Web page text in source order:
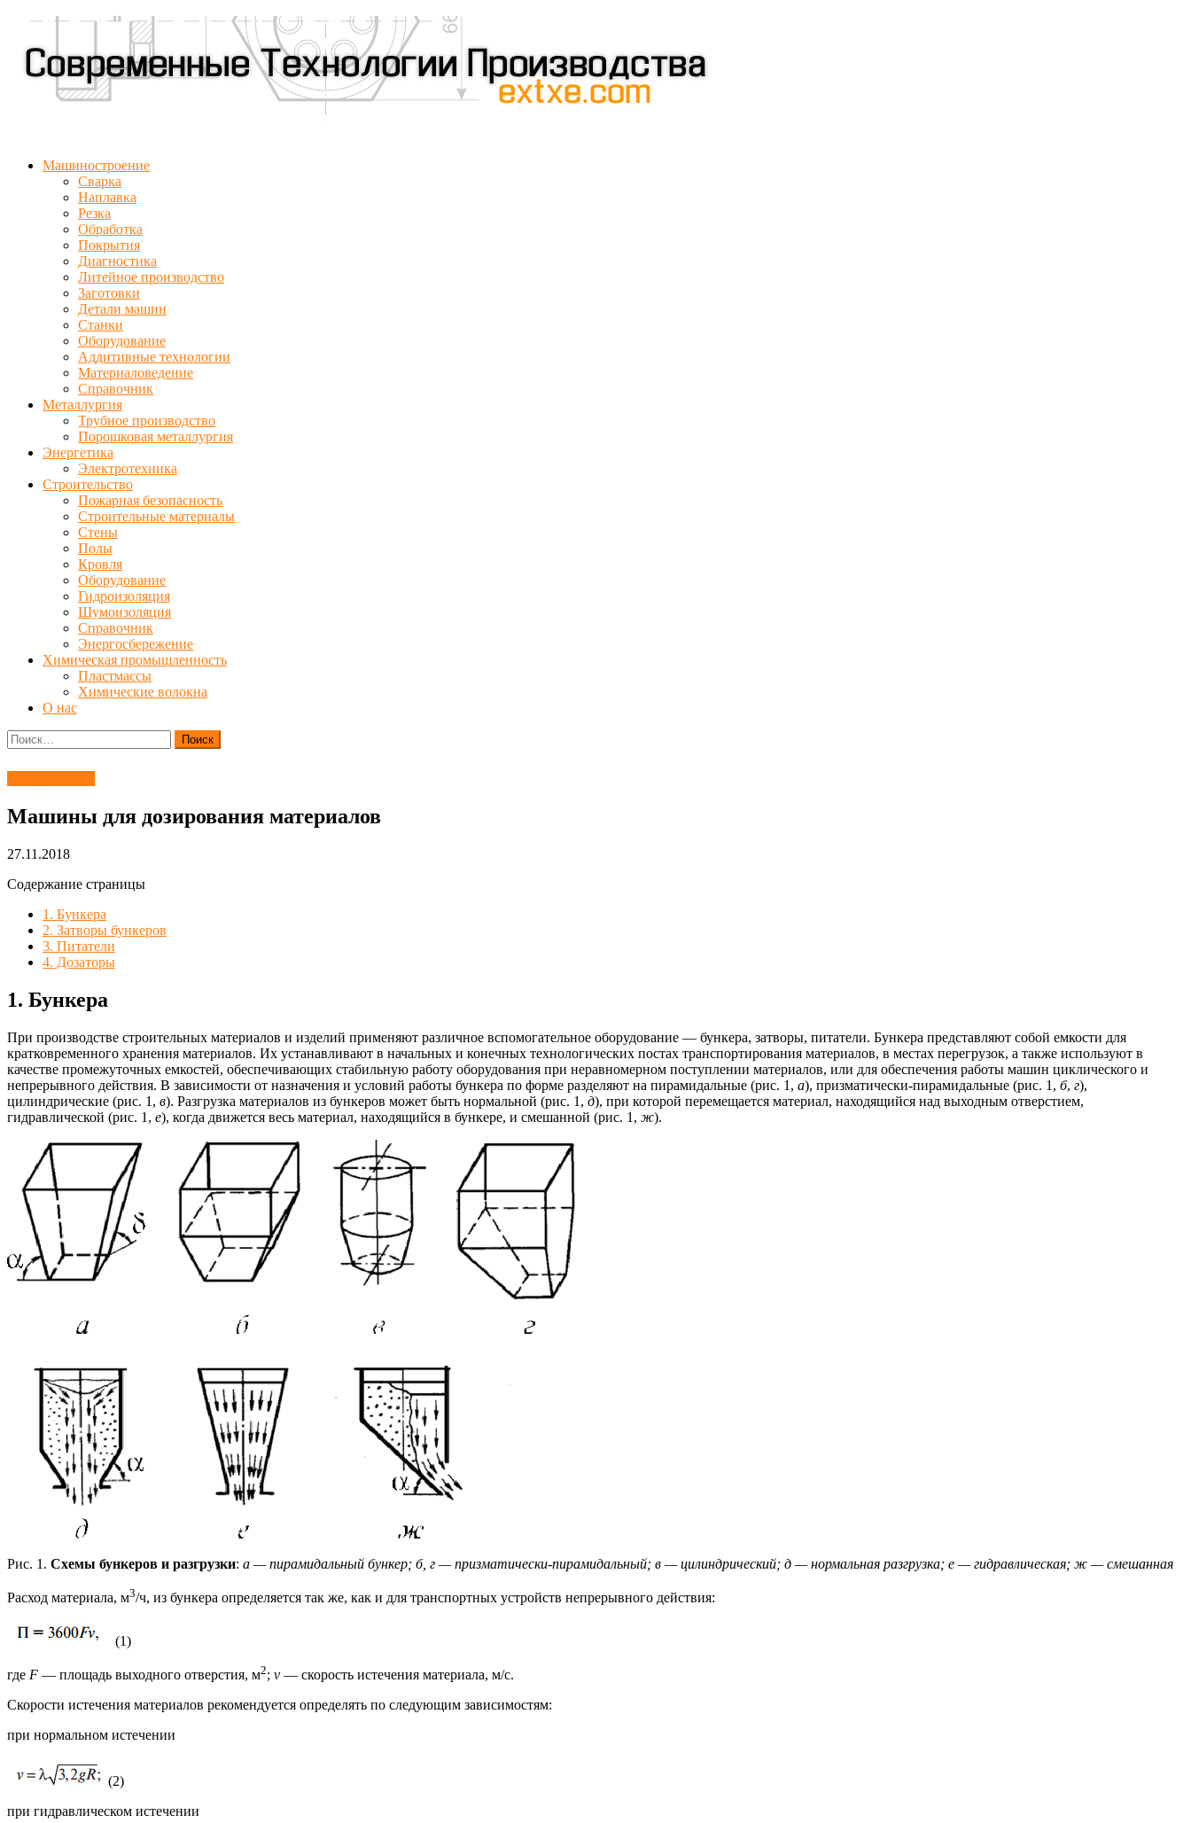
Машиностроение
Сварка
Наплавка
Резка
Обработка
Покрытия
Диагностика
Литейное производство
Заготовки
Детали машин
Станки
Оборудование
Аддитивные технологии
Материаловедение
Справочник
Металлургия
Трубное производство
Порошковая металлургия
Энергетика
Электротехника
Строительство
Пожарная безопасность
Строительные материалы
Стены
Полы
Кровля
Оборудование
Гидроизоляция
Шумоизоляция
Справочник
Энергосбережение
Химическая промышленность
Пластмассы
Химические волокна
О нас
Найти:
Машины для дозирования материалов
27.11.2018
Содержание страницы
1. Бункера
2. Затворы бункеров
3. Питатели
4. Дозаторы
1. Бункера
При производстве строительных материалов и изделий применяют различное вспомогательное оборудование — бункера, затворы, питатели. Бункера представляют собой емкости для
кратковременного хранения материалов. Их устанавливают в начальных и конечных технологических постах транспортирования материалов, в местах перегрузок, а также используют в
качестве промежуточных емкостей, обеспечивающих стабильную работу оборудования при неравномерном поступлении материалов, или для обеспечения работы машин циклического и
непрерывного действия. В зависимости от назначения и условий работы бункера по форме разделяют на пирамидальные (рис. 1, а), призматически-пирамидальные (рис. 1, б, г),
цилиндрические (рис. 1, в). Разгрузка материалов из бункеров может быть нормальной (рис. 1, д), при которой перемещается материал, находящийся над выходным отверстием,
гидравлической (рис. 1, е), когда движется весь материал, находящийся в бункере, и смешанной (рис. 1, ж).
Рис. 1. Схемы бункеров и разгрузки: а — пирамидальный бункер; б, г — призматически-пирамидальный; в — цилиндрический; д — нормальная разгрузка; е — гидравлическая; ж — смешанная
Расход материала, м3/ч, из бункера определяется так же, как и для транспортных устройств непрерывного действия:
(1)
где F — площадь выходного отверстия, м2; v — скорость истечения материала, м/с.
Скорости истечения материалов рекомендуется определять по следующим зависимостям:
при нормальном истечении
(2)
при гидравлическом истечении